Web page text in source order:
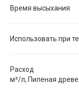
Время
Использовать при
Расход
м²/л, Пиленая